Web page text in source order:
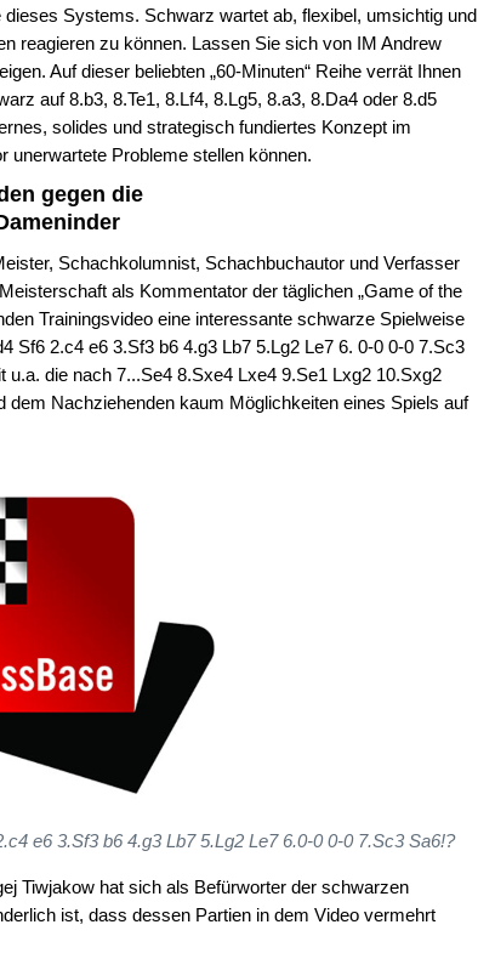
Systems. Schwarz wartet ab, flexibel, umsichtig und
reagieren zu können. Lassen Sie sich von IM Andrew
Auf dieser beliebten „60-Minuten“ Reihe verrät Ihnen
auf 8.b3, 8.Te1, 8.Lf4, 8.Lg5, 8.a3, 8.Da4 oder 8.d5
solides und strategisch fundiertes Konzept im
unerwartete Probleme stellen können.
gegen die
Schachkolumnist, Schachbuchautor und Verfasser
als Kommentator der täglichen „Game of the
Trainingsvideo eine interessante schwarze Spielweise
Sf6 2.c4 e6 3.Sf3 b6 4.g3 Lb7 5.Lg2 Le7 6. 0-0 0-0 7.Sc3
die nach 7...Se4 8.Sxe4 Lxe4 9.Se1 Lxg2 10.Sxg2
Nachziehenden kaum Möglichkeiten eines Spiels auf
e6 3.Sf3 b6 4.g3 Lb7 5.Lg2 Le7 6.0-0 0-0 7.Sc3 Sa6!?
Tiwjakow hat sich als Befürworter der schwarzen
ist, dass dessen Partien in dem Video vermehrt